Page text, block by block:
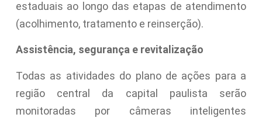
estaduais ao longo das etapas de atendimento
(acolhimento, tratamento e reinserção).
Assistência, segurança e revitalização
Todas as atividades do plano de ações para a
região central da capital paulista serão
monitoradas por câmeras inteligentes